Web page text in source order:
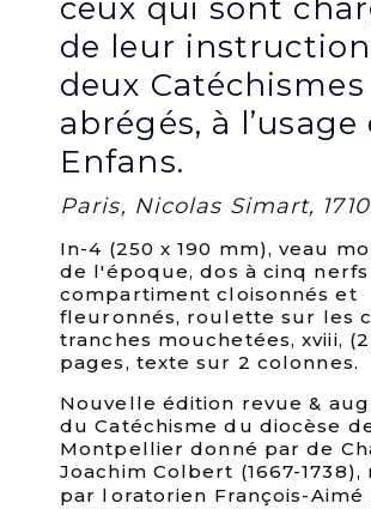
ceux qui sont
de leur
deux Catéchismes
abrégés, à l’usage
Enfans.
Paris, Nicolas Simart,
In-4 (250 x 190 mm), veau
de l'époque, dos à cinq
compartiment cloisonnés et
fleuronnés, roulette sur les
tranches mouchetées, xviii,
pages, texte sur 2 colonnes.
Nouvelle édition revue &
du Catéchisme du diocèse
Montpellier donné par de
Joachim Colbert (1667-1738),
par loratorien François-